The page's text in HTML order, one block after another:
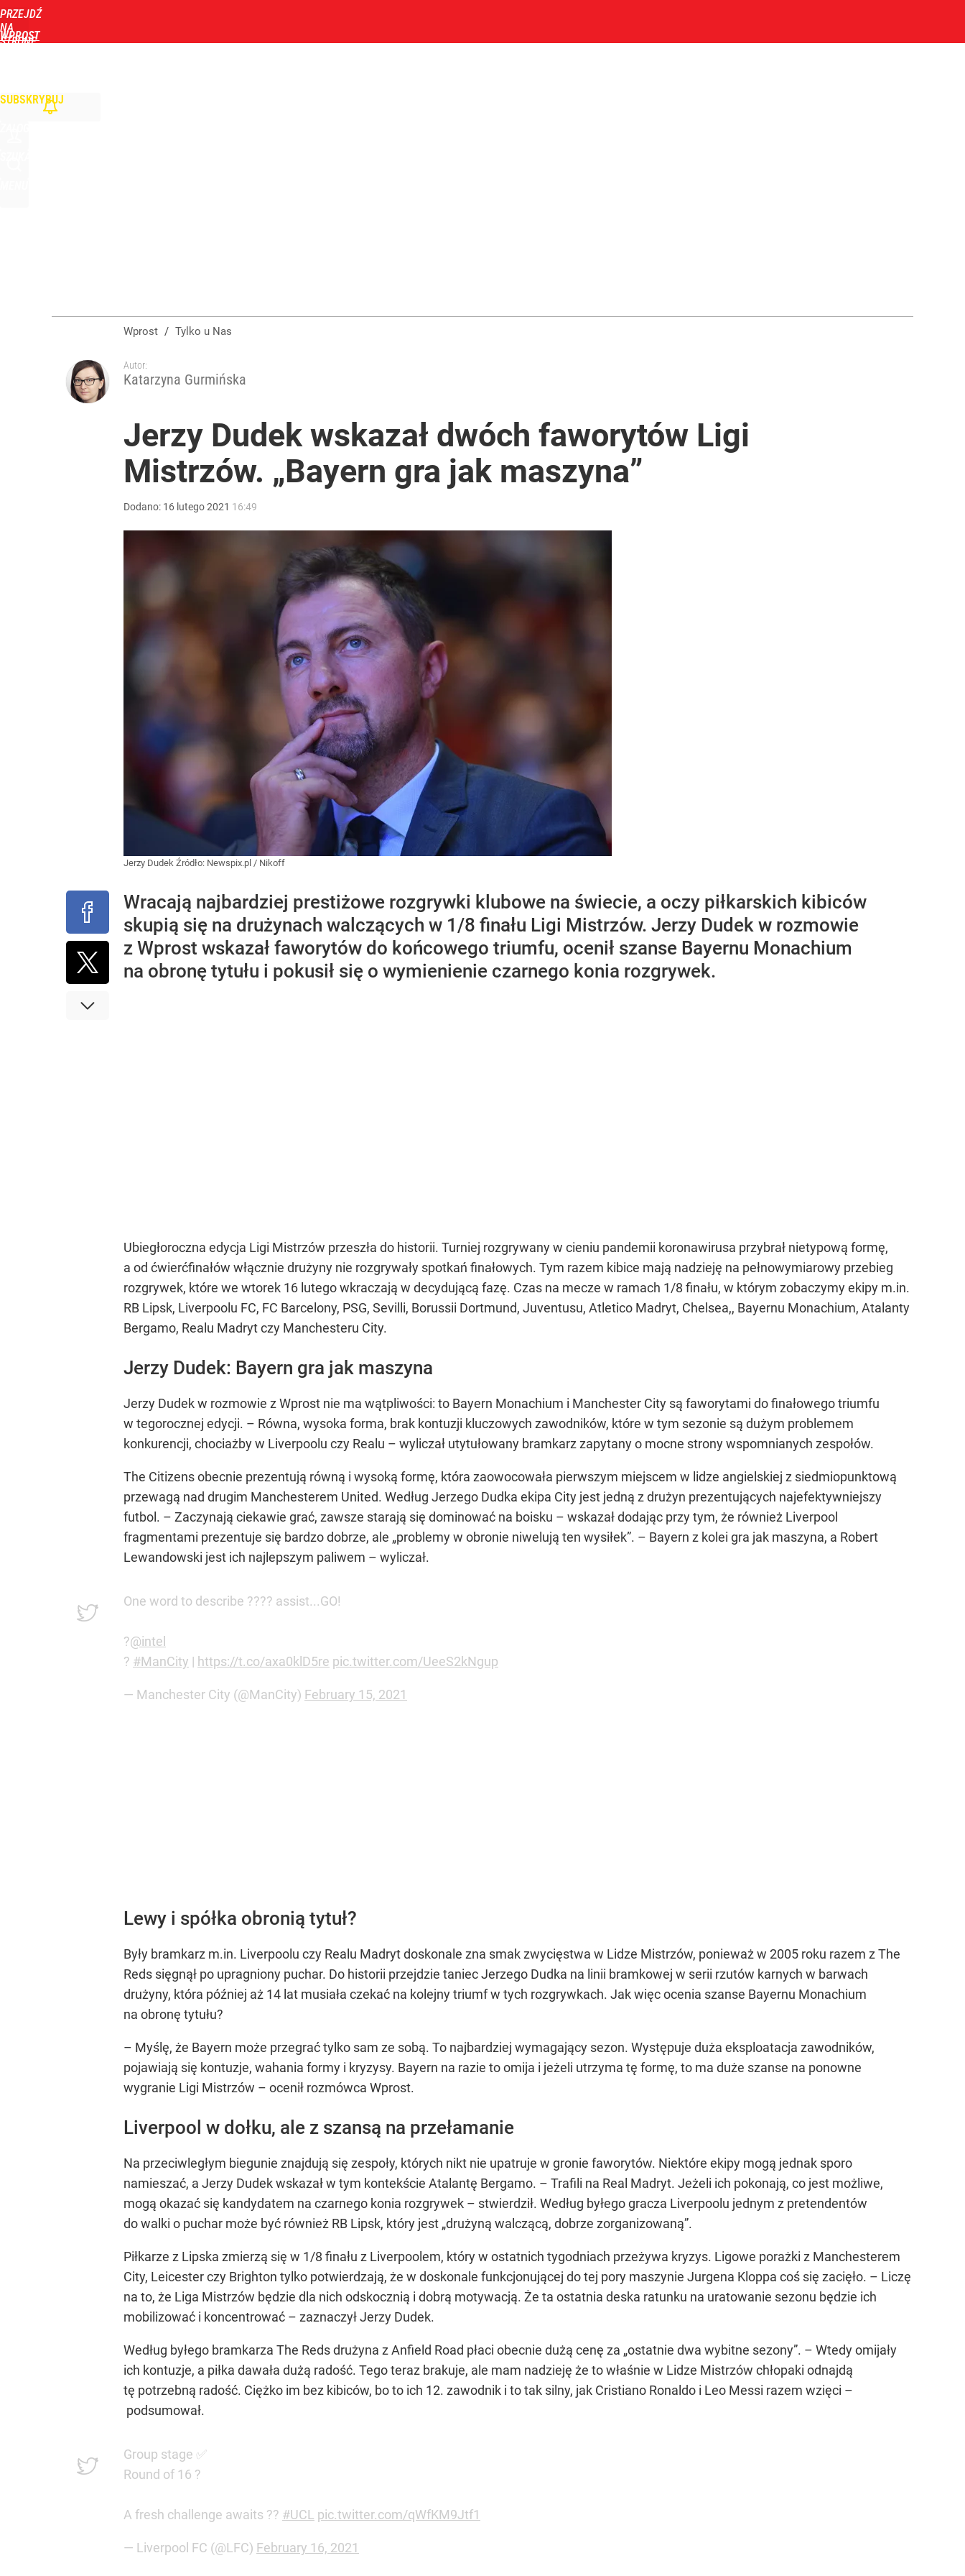
PRZEJDŹ
NA
STRONĘ
WPROST
SUBSKRYBUJ
Wprost / Tylko u Nas
Autor:
Katarzyna Gurmińska
Jerzy Dudek wskazał dwóch faworytów Ligi
Mistrzów. „Bayern gra jak maszyna”
Dodano: 16 lutego2021 16:49
Jerzy Dudek Źródło: Newspix.pl / Nikoff
Wracają najbardziej prestiżowe rozgrywki klubowe na świecie, a oczy piłkarskich kibiców
skupią się na drużynach walczących w 1/8 finału Ligi Mistrzów. Jerzy Dudek w rozmowie
z Wprost wskazał faworytów do końcowego triumfu, ocenił szanse Bayernu Monachium
na obronę tytułu i pokusił się o wymienienie czarnego konia rozgrywek.
Ubiegłoroczna edycja Ligi Mistrzów przeszła do historii. Turniej rozgrywany w cieniu pandemii koronawirusa przybrał nietypową formę,
a od ćwierćfinałów włącznie drużyny nie rozgrywały spotkań finałowych. Tym razem kibice mają nadzieję na pełnowymiarowy przebieg
rozgrywek, które we wtorek 16 lutego wkraczają w decydującą fazę. Czas na mecze w ramach 1/8 finału, w którym zobaczymy ekipy m.in.
RB Lipsk, Liverpoolu FC, FC Barcelony, PSG, Sevilli, Borussii Dortmund, Juventusu, Atletico Madryt, Chelsea,, Bayernu Monachium, Atalanty
Bergamo, Realu Madryt czy Manchesteru City.
Jerzy Dudek: Bayern gra jak maszyna
Jerzy Dudek w rozmowie z Wprost nie ma wątpliwości: to Bayern Monachium i Manchester City są faworytami do finałowego triumfu
w tegorocznej edycji. – Równa, wysoka forma, brak kontuzji kluczowych zawodników, które w tym sezonie są dużym problemem
konkurencji, chociażby w Liverpoolu czy Realu – wyliczał utytułowany bramkarz zapytany o mocne strony wspomnianych zespołów.
The Citizens obecnie prezentują równą i wysoką formę, która zaowocowała pierwszym miejscem w lidze angielskiej z siedmiopunktową
przewagą nad drugim Manchesterem United. Według Jerzego Dudka ekipa City jest jedną z drużyn prezentujących najefektywniejszy
futbol. – Zaczynają ciekawie grać, zawsze starają się dominować na boisku – wskazał dodając przy tym, że również Liverpool
fragmentami prezentuje się bardzo dobrze, ale „problemy w obronie niwelują ten wysiłek”. – Bayern z kolei gra jak maszyna, a Robert
Lewandowski jest ich najlepszym paliwem – wyliczał.
One word to describe ???? assist...GO!
?@intel
? #ManCity | https://t.co/axa0klD5re pic.twitter.com/UeeS2kNgup
— Manchester City (@ManCity) February 15, 2021
Lewy i spółka obronią tytuł?
Były bramkarz m.in. Liverpoolu czy Realu Madryt doskonale zna smak zwycięstwa w Lidze Mistrzów, ponieważ w 2005 roku razem z The
Reds sięgnął po upragniony puchar. Do historii przejdzie taniec Jerzego Dudka na linii bramkowej w serii rzutów karnych w barwach
drużyny, która później aż 14 lat musiała czekać na kolejny triumf w tych rozgrywkach. Jak więc ocenia szanse Bayernu Monachium
na obronę tytułu?
– Myślę, że Bayern może przegrać tylko sam ze sobą. To najbardziej wymagający sezon. Występuje duża eksploatacja zawodników,
pojawiają się kontuzje, wahania formy i kryzysy. Bayern na razie to omija i jeżeli utrzyma tę formę, to ma duże szanse na ponowne
wygranie Ligi Mistrzów – ocenił rozmówca Wprost.
Liverpool w dołku, ale z szansą na przełamanie
Na przeciwległym biegunie znajdują się zespoły, których nikt nie upatruje w gronie faworytów. Niektóre ekipy mogą jednak sporo
namieszać, a Jerzy Dudek wskazał w tym kontekście Atalantę Bergamo. – Trafili na Real Madryt. Jeżeli ich pokonają, co jest możliwe,
mogą okazać się kandydatem na czarnego konia rozgrywek – stwierdził. Według byłego gracza Liverpoolu jednym z pretendentów
do walki o puchar może być również RB Lipsk, który jest „drużyną walczącą, dobrze zorganizowaną”.
Piłkarze z Lipska zmierzą się w 1/8 finału z Liverpoolem, który w ostatnich tygodniach przeżywa kryzys. Ligowe porażki z Manchesterem
City, Leicester czy Brighton tylko potwierdzają, że w doskonale funkcjonującej do tej pory maszynie Jurgena Kloppa coś się zacięło. – Liczę
na to, że Liga Mistrzów będzie dla nich odskocznią i dobrą motywacją. Że ta ostatnia deska ratunku na uratowanie sezonu będzie ich
mobilizować i koncentrować – zaznaczył Jerzy Dudek.
Według byłego bramkarza The Reds drużyna z Anfield Road płaci obecnie dużą cenę za „ostatnie dwa wybitne sezony”. – Wtedy omijały
ich kontuzje, a piłka dawała dużą radość. Tego teraz brakuje, ale mam nadzieję że to właśnie w Lidze Mistrzów chłopaki odnajdą
tę potrzebną radość. Ciężko im bez kibiców, bo to ich 12. zawodnik i to tak silny, jak Cristiano Ronaldo i Leo Messi razem wzięci –
podsumował.
Group stage ✅
Round of 16 ?
A fresh challenge awaits ?? #UCL pic.twitter.com/qWfKM9Jtf1
— Liverpool FC (@LFC) February 16, 2021